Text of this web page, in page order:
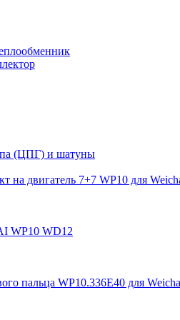
(ЦПГ) и шатуны
на двигатель 7+7 WP10 для
WP10 WD12
пальца WP10.336E40 для